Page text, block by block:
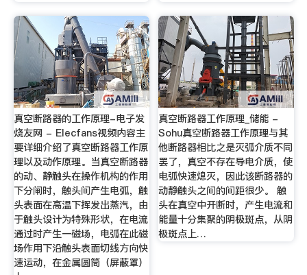
真空断路器的工作原理-电子发
烧友网 - Elecfans视频内容主
要详细介绍了真空断路器工作原
理以及动作原理。当真空断路器
的动、静触头在操作机构的作用
下分闸时，触头间产生电弧，触
头表面在高温下挥发出蒸汽，由
于触头设计为特殊形状，在电流
通过时产生一磁场，电弧在此磁
场作用下沿触头表面切线方向快
速运动，在金属圆筒（屏蔽罩）
真空断路器工作原理_储能 -
Sohu真空断路器工作原理与其
他断路器相比之是灭弧介质不同
罢了，真空不存在导电介质，使
电弧快速熄灭，因此该断路器的
动静触头之间的间距很少。 触
头在真空中开断时，产生电流和
能量十分集聚的阴极斑点，从阴
极斑点上…